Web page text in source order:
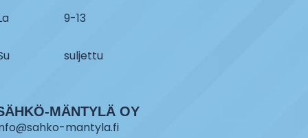
9-13
suljettu
MÄNTYLÄ OY
mantyla.fi